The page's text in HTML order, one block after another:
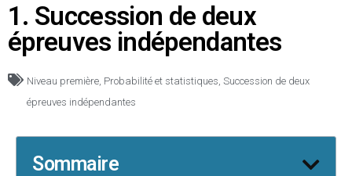
1. Succession de deux
épreuves indépendantes
Niveau première, Probabilité et statistiques, Succession de deux
épreuves indépendantes
Sommaire